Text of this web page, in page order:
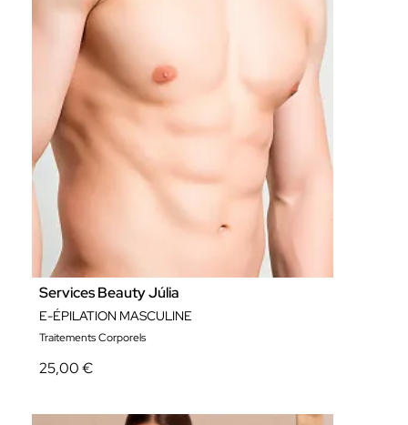
Services Beauty Júlia
E-ÉPILATION MASCULINE
Traitements Corporels
25,00 €